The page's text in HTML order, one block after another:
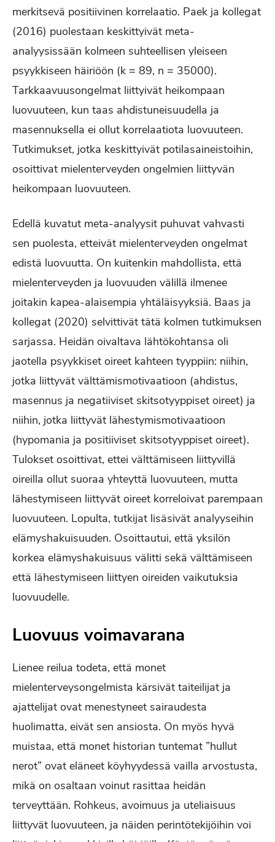
merkitsevä positiivinen korrelaatio. Paek ja kollegat
(2016) puolestaan keskittyivät meta-
analyysissään kolmeen suhteellisen yleiseen
psyykkiseen häiriöön (k = 89, n = 35000).
Tarkkaavuusongelmat liittyivät heikompaan
luovuuteen, kun taas ahdistuneisuudella ja
masennuksella ei ollut korrelaatiota luovuuteen.
Tutkimukset, jotka keskittyivät potilasaineistoihin,
osoittivat mielenterveyden ongelmien liittyvän
heikompaan luovuuteen.
Edellä kuvatut meta-analyysit puhuvat vahvasti
sen puolesta, etteivät mielenterveyden ongelmat
edistä luovuutta. On kuitenkin mahdollista, että
mielenterveyden ja luovuuden välillä ilmenee
joitakin kapea-alaisempia yhtäläisyyksiä. Baas ja
kollegat (2020) selvittivät tätä kolmen tutkimuksen
sarjassa. Heidän oivaltava lähtökohtansa oli
jaotella psyykkiset oireet kahteen tyyppiin: niihin,
jotka liittyvät välttämismotivaatioon (ahdistus,
masennus ja negatiiviset skitsotyyppiset oireet) ja
niihin, jotka liittyvät lähestymismotivaatioon
(hypomania ja positiiviset skitsotyyppiset oireet).
Tulokset osoittivat, ettei välttämiseen liittyvillä
oireilla ollut suoraa yhteyttä luovuuteen, mutta
lähestymiseen liittyvät oireet korreloivat parempaan
luovuuteen. Lopulta, tutkijat lisäsivät analyyseihin
elämyshakuisuuden. Osoittautui, että yksilön
korkea elämyshakuisuus välitti sekä välttämiseen
että lähestymiseen liittyen oireiden vaikutuksia
luovuudelle.
Luovuus voimavarana
Lienee reilua todeta, että monet
mielenterveysongelmista kärsivät taiteilijat ja
ajattelijat ovat menestyneet sairaudesta
huolimatta, eivät sen ansiosta. On myös hyvä
muistaa, että monet historian tuntemat ”hullut
nerot” ovat eläneet köyhyydessä vailla arvostusta,
mikä on osaltaan voinut rasittaa heidän
terveyttään. Rohkeus, avoimuus ja uteliaisuus
liittyvät luovuuteen, ja näiden perintötekijöihin voi